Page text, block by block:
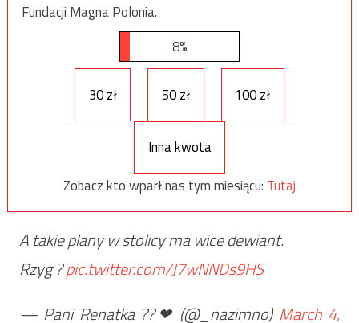
Fundacji Magna Polonia.
8%
30 zł 50 zł 100 zł
Inna kwota
Zobacz kto wparł nas tym miesiącu: Tutaj
A takie plany w stolicy ma wice dewiant.
Rzyg ?pic.twitter.com/J7wNNDs9HS
— Pani Renatka ??❤ (@_nazimno) March 4,